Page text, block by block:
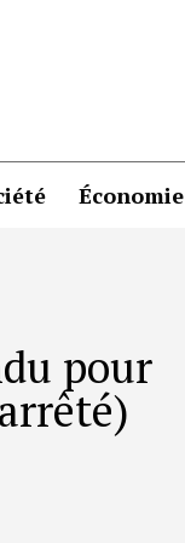
Économie
pour